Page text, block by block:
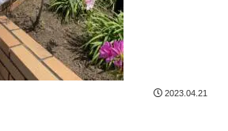
2023.04.21